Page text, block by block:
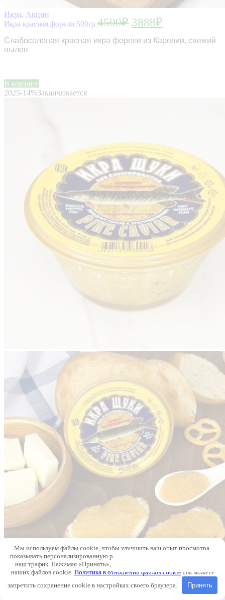
Икра, Акции
Икра красная форели 500гр 4500₽ 3888₽
Слабосоленая красная икра форели из Карелии, свежий
вылов
В корзину
2025-14%Заканчивается
Мы используем файлы cookie, чтобы улучшить ваш опыт просмотра,
показывать персонализированную рекламу или контент и анализировать
наш трафик. Нажимая «Принять», вы соглашаетесь на использование
наших файлов cookie. Политика в отношении файлов cookieВы можете
запретить сохранение cookie в настройках своего браузера.
Принять